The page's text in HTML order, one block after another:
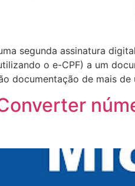
segunda assinatura
o e-CPF) a um
documentação de mais